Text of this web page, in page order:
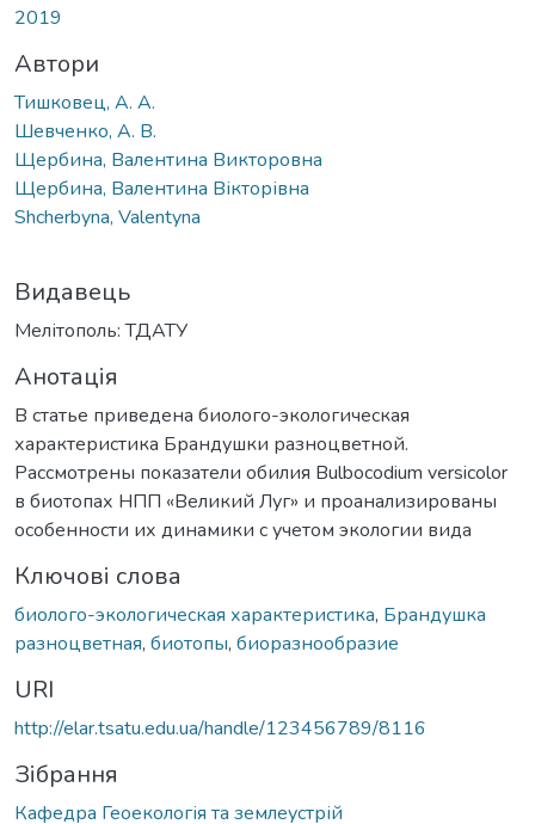
2019
Автори
Тишковец, А. А.
Шевченко, А. В.
Щербина, Валентина Викторовна
Щербина, Валентина Вікторівна
Shcherbyna, Valentyna
Видавець
Мелітополь: ТДАТУ
Анотація
В статье приведена биолого-экологическая
характеристика Брандушки разноцветной.
Рассмотрены показатели обилия Bulbocodium versicolor
в биотопах НПП «Великий Луг» и проанализированы
особенности их динамики с учетом экологии вида
Ключові слова
биолого-экологическая характеристика, Брандушка
разноцветная, биотопы, биоразнообразие
URI
http://elar.tsatu.edu.ua/handle/123456789/8116
Зібрання
Кафедра Геоекологія та землеустрій